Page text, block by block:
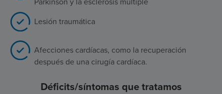
Lesión traumática
Afecciones cardíacas, como la recuperación
después de una cirugía cardíaca.
Déficits/síntomas que tratamos